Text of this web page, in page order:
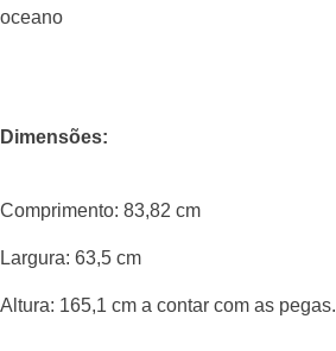
oceano
Dimensões:
Comprimento: 83,82 cm
Largura: 63,5 cm
Altura: 165,1 cm a contar com as pegas.